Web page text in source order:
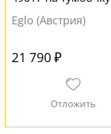
Eglo (Австрия)
21 790 ₽